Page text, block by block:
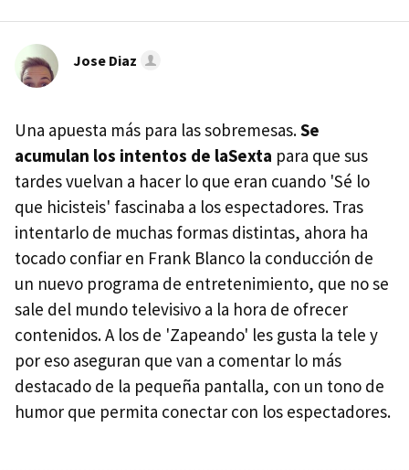
Jose Diaz
Una apuesta más para las sobremesas.Se
acumulan los intentos de laSexta para que sus
tardes vuelvan a hacer lo que eran cuando 'Sé lo
que hicisteis' fascinaba a los espectadores. Tras
intentarlo de muchas formas distintas, ahora ha
tocado confiar en Frank Blanco la conducción de
un nuevo programa de entretenimiento, que no se
sale del mundo televisivo a la hora de ofrecer
contenidos. A los de 'Zapeando' les gusta la tele y
por eso aseguran que van a comentar lo más
destacado de la pequeña pantalla, con un tono de
humor que permita conectar con los espectadores.